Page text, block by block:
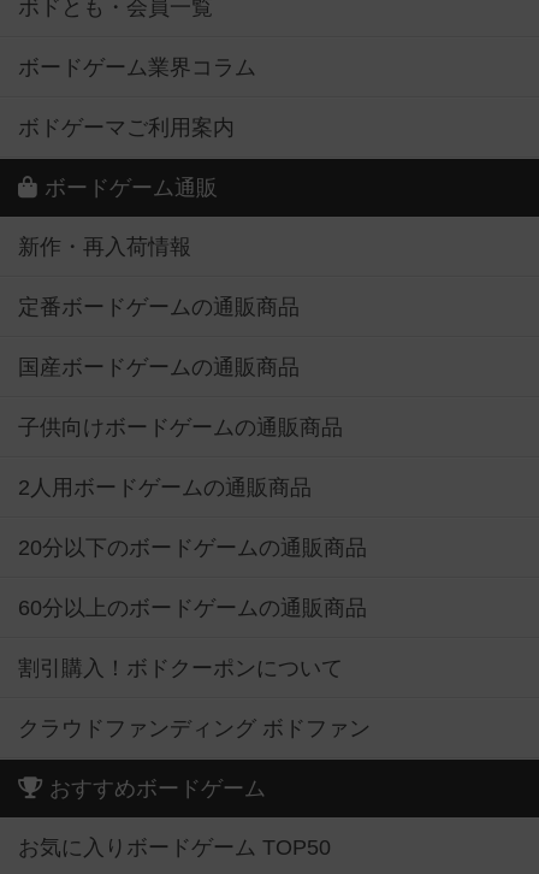
ボドとも・会員一覧
ボードゲーム業界コラム
ボドゲーマご利用案内
ボードゲーム通販
新作・再入荷情報
定番ボードゲームの通販商品
国産ボードゲームの通販商品
子供向けボードゲームの通販商品
2人用ボードゲームの通販商品
20分以下のボードゲームの通販商品
60分以上のボードゲームの通販商品
割引購入！ボドクーポンについて
クラウドファンディング ボドファン
おすすめボードゲーム
お気に入りボードゲーム TOP50